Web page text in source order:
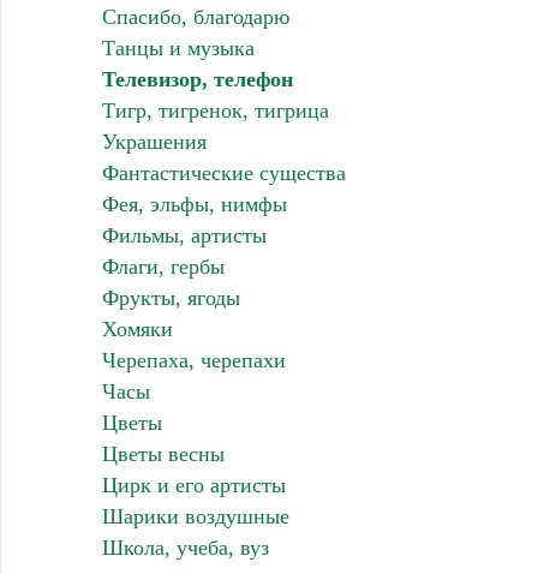
Спасибо, благодарю
Танцы и музыка
Телевизор, телефон
Тигр, тигренок, тигрица
Украшения
Фантастические существа
Фея, эльфы, нимфы
Фильмы, артисты
Флаги, гербы
Фрукты, ягоды
Хомяки
Черепаха, черепахи
Часы
Цветы
Цветы весны
Цирк и его артисты
Шарики воздушные
Школа, учеба, вуз